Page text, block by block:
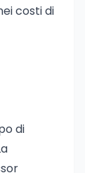
costi di
di